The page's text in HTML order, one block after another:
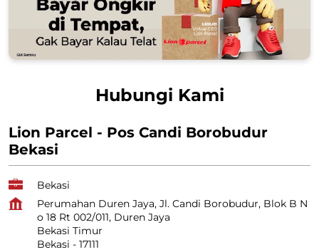
Hubungi Kami
Lion Parcel - Pos Candi Borobudur
Bekasi
Bekasi
Perumahan Duren Jaya, Jl. Candi Borobudur, Blok B N
o 18 Rt 002/011, Duren Jaya
Bekasi Timur
Bekasi - 17111